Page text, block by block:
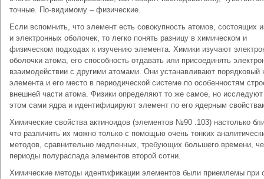
точные. По-видимому – физические.
Если вспомнить, что элемент есть совокупность атомов, состоящих
и электронных оболочек, то легко понять разницу в химическом и
физическом подходах к изучению элемента. Химики изучают
оболочки атома, его способность отдавать или присоединять
взаимодействии с другими атомами. Они устанавливают порядковый
элемента и его место в периодической системе по особенностям
внешней части атома. Физики определяют то же самое, но
этом сами ядра и идентифицируют элемент по его ядерным
Химические свойства актиноидов (элементов №90 .103) настолько
что различить их можно только с помощью очень тонких
методов, сравнительно медленных, требующих большего времени,
периоды полураспада элементов второй сотни.
Химические методы идентификации элементов были приемлемы при